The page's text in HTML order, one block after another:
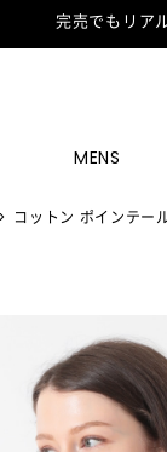
完売でもリア
MENS
コットン ポインテー